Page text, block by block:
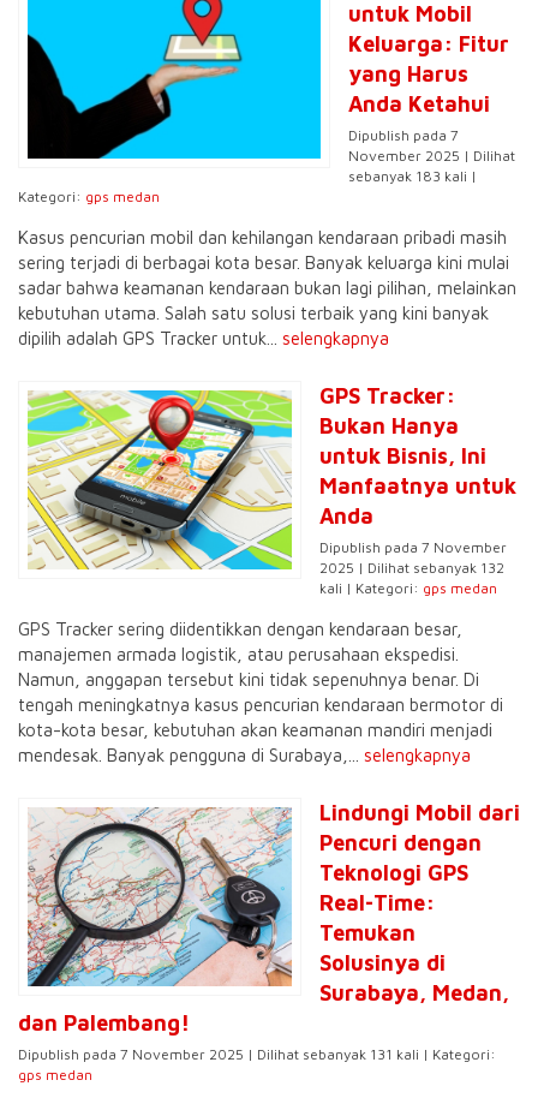
untuk Mobil
Keluarga: Fitur
yang Harus
Anda Ketahui
Dipublish pada 7
November 2025 | Dilihat
sebanyak 183 kali |
Kategori: gps medan
Kasus pencurian mobil dan kehilangan kendaraan pribadi masih
sering terjadi di berbagai kota besar. Banyak keluarga kini mulai
sadar bahwa keamanan kendaraan bukan lagi pilihan, melainkan
kebutuhan utama. Salah satu solusi terbaik yang kini banyak
dipilih adalah GPS Tracker untuk... selengkapnya
GPS Tracker:
Bukan Hanya
untuk Bisnis, Ini
Manfaatnya untuk
Anda
Dipublish pada 7 November
2025 | Dilihat sebanyak 132
kali | Kategori: gps medan
GPS Tracker sering diidentikkan dengan kendaraan besar,
manajemen armada logistik, atau perusahaan ekspedisi.
Namun, anggapan tersebut kini tidak sepenuhnya benar. Di
tengah meningkatnya kasus pencurian kendaraan bermotor di
kota-kota besar, kebutuhan akan keamanan mandiri menjadi
mendesak. Banyak pengguna di Surabaya,... selengkapnya
Lindungi Mobil dari
Pencuri dengan
Teknologi GPS
Real-Time:
Temukan
Solusinya di
Surabaya, Medan,
dan Palembang!
Dipublish pada 7 November 2025 | Dilihat sebanyak 131 kali | Kategori:
gps medan